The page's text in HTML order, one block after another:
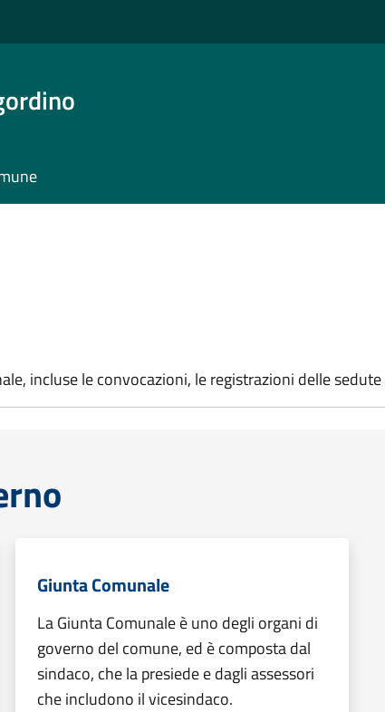
incluse le convocazioni, le registrazioni delle
Giunta Comunale
La Giunta Comunale è uno degli organi di
governo del comune, ed è composta dal
sindaco, che la presiede e dagli assessori
che includono il vicesindaco.